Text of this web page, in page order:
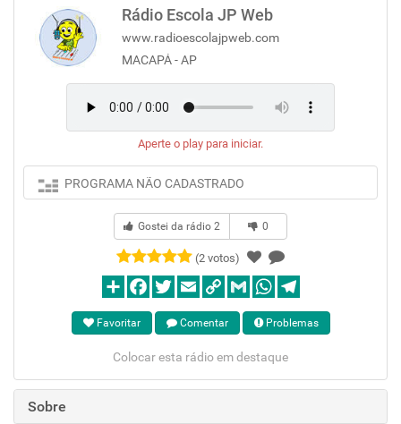
Rádio Escola JP Web
www.radioescolajpweb.com
MACAPÁ - AP
Aperte o play para iniciar.
PROGRAMA NÃO CADASTRADO
Gostei da rádio 2 0
(2 votos)
Favoritar Comentar Problemas
Colocar esta rádio em destaque
Sobre